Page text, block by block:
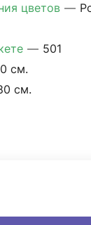
цветов —
— 501
см.
см.